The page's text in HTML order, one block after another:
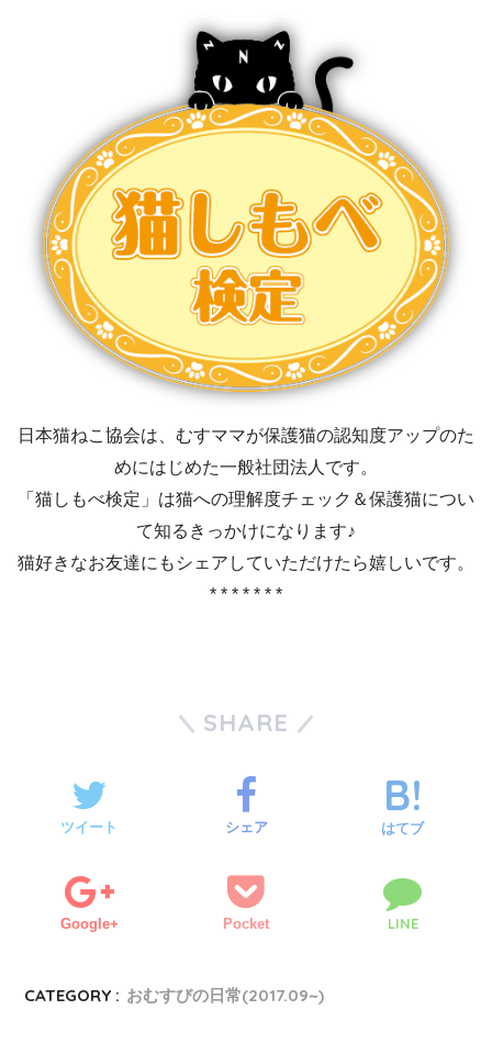
日本猫ねこ協会は、むすママが保護猫の認知度アップのた
めにはじめた一般社団法人です。
「猫しもべ検定」は猫への理解度チェック＆保護猫につい
て知るきっかけになります♪
猫好きなお友達にもシェアしていただけたら嬉しいです。
* * * * * * *
SHARE
ツイート シェア はてブ
Google+ Pocket LINE
CATEGORY : おむすびの日常(2017.09~)